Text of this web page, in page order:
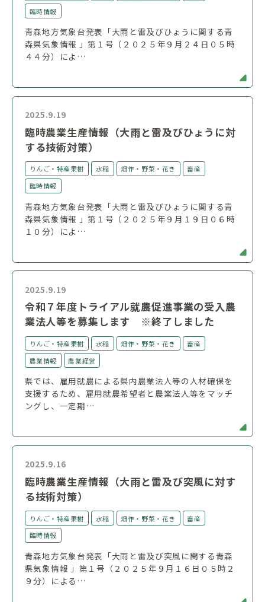
臨時情報
青森地方気象台発表「大雨と雷及びひょうに関する青
森県気象情報 」第１号（２０２５年９月２４日０５時
４４分）によ…
2025.9.19
臨時農業生産情報（大雨と雷及びひょうに対
する技術対策）
りんご・特産果樹 水稲 畑作・野菜・花き
畜産
臨時情報
青森地方気象台発表「大雨と雷及びひょうに関する青
森県気象情報 」第１号（２０２５年９月１９日０６時
１０分）によ…
2025.9.19
令和７年度トライアル就農促進事業の受入農
業法人等を募集します ※終了しました
りんご・特産果樹 水稲 畑作・野菜・花き
畜産
農業情報
農業経営
県では、雇用就農による県内農業法人等の人材確保を
支援するため、雇用就農希望者と農業法人等をマッチ
ングし、一定期…
2025.9.16
臨時農業生産情報（大雨と雷及び突風に対す
る技術対策）
りんご・特産果樹 水稲 畑作・野菜・花き
畜産
臨時情報
青森地方気象台発表「大雨と雷及び突風に関する青森
県気象情報 」第１号（２０２５年９月１６日０５時２
９分）による…